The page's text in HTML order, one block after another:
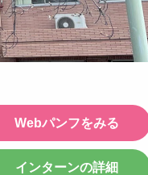
Webパンフをみる
インターンの詳細